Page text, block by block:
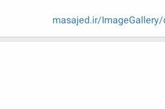
masajed.ir/